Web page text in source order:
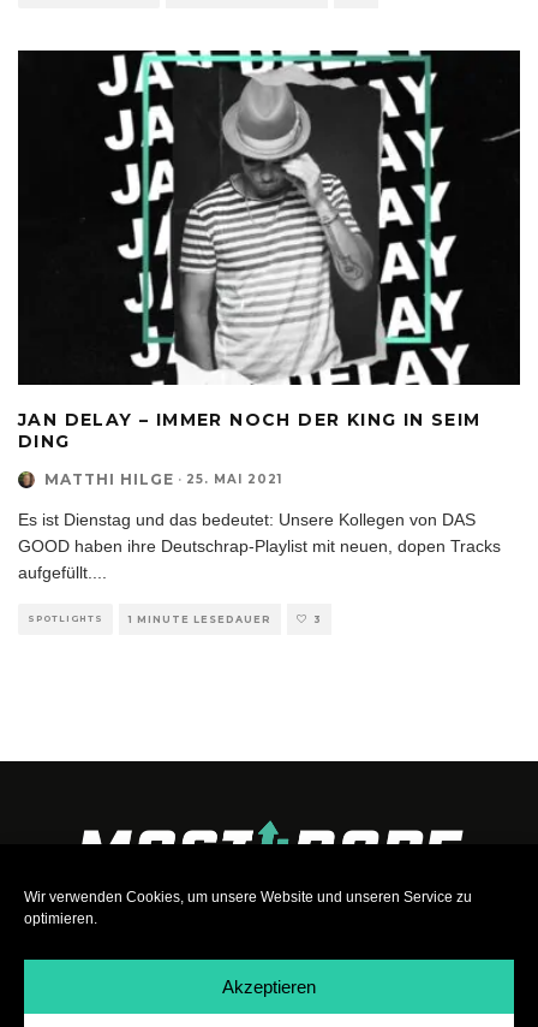
Wir verwenden Cookies, um unsere Website und unseren Service zu
optimieren.
Akzeptieren
JAN DELAY – IMMER NOCH DER KING IN SEIM
DING
MATTHI HILGE · 25. MAI 2021
Es ist Dienstag und das bedeutet: Unsere Kollegen von DAS
GOOD haben ihre Deutschrap-Playlist mit neuen, dopen Tracks
aufgefüllt....
SPOTLIGHTS 1 MINUTE LESEDAUER 3